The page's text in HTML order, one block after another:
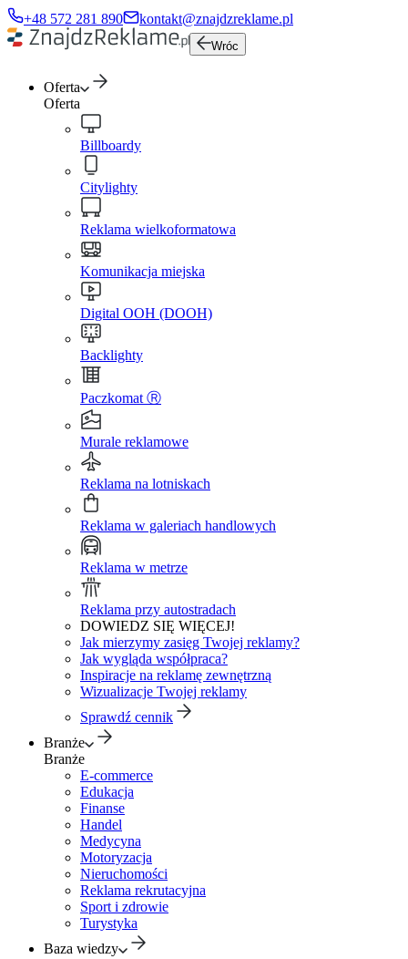
+48 572 281 890 kontakt@znajdzreklame.pl
Wróc
Oferta
Oferta
Billboardy
Citylighty
Reklama wielkoformatowa
Komunikacja miejska
Digital OOH (DOOH)
Backlighty
Paczkomat Ⓡ
Murale reklamowe
Reklama na lotniskach
Reklama w galeriach handlowych
Reklama w metrze
Reklama przy autostradach
DOWIEDZ SIĘ WIĘCEJ!
Jak mierzymy zasięg Twojej reklamy?
Jak wygląda współpraca?
Inspiracje na reklamę zewnętrzną
Wizualizacje Twojej reklamy
Sprawdź cennik
Branże
Branże
E-commerce
Edukacja
Finanse
Handel
Medycyna
Motoryzacja
Nieruchomości
Reklama rekrutacyjna
Sport i zdrowie
Turystyka
Baza wiedzy